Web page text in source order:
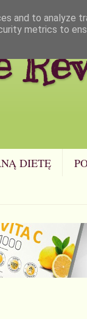
DIETĘ
and to analyze
metrics to